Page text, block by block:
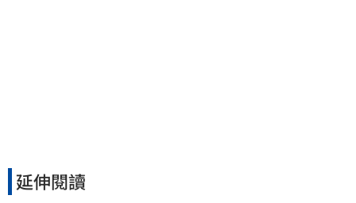
延伸閱讀